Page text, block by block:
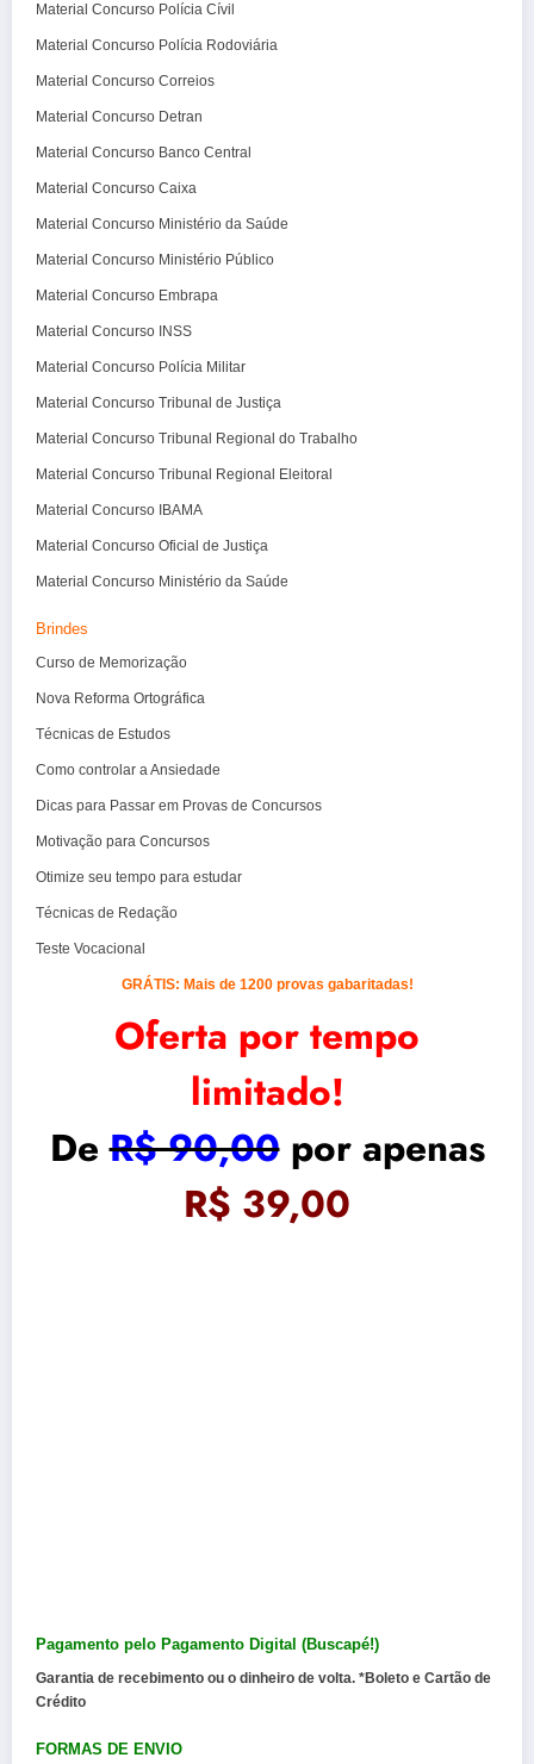
Material Concurso Polícia Cívil
Material Concurso Polícia Rodoviária
Material Concurso Correios
Material Concurso Detran
Material Concurso Banco Central
Material Concurso Caixa
Material Concurso Ministério da Saúde
Material Concurso Ministério Público
Material Concurso Embrapa
Material Concurso INSS
Material Concurso Polícia Militar
Material Concurso Tribunal de Justiça
Material Concurso Tribunal Regional do Trabalho
Material Concurso Tribunal Regional Eleitoral
Material Concurso IBAMA
Material Concurso Oficial de Justiça
Material Concurso Ministério da Saúde
Brindes
Curso de Memorização
Nova Reforma Ortográfica
Técnicas de Estudos
Como controlar a Ansiedade
Dicas para Passar em Provas de Concursos
Motivação para Concursos
Otimize seu tempo para estudar
Técnicas de Redação
Teste Vocacional
GRÁTIS: Mais de 1200 provas gabaritadas!
Oferta por tempo
limitado!
DeR$ 90,00por apenas
R$ 39,00
Pagamento pelo Pagamento Digital (Buscapé!)
Garantia de recebimento ou o dinheiro de volta. *Boleto e Cartão de
Crédito
FORMAS DE ENVIO